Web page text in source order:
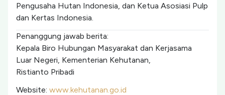
Pengusaha Hutan Indonesia, dan Ketua Asosiasi Pulp
dan Kertas Indonesia.
Penanggung jawab berita:
Kepala Biro Hubungan Masyarakat dan Kerjasama
Luar Negeri, Kementerian Kehutanan,
Ristianto Pribadi
Website: www.kehutanan.go.id